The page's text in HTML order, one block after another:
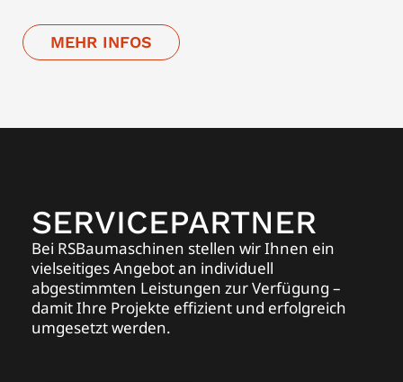
MEHR INFOS
SERVICEPARTNER
Bei RSBaumaschinen stellen wir Ihnen ein
vielseitiges Angebot an individuell
abgestimmten Leistungen zur Verfügung –
damit Ihre Projekte effizient und erfolgreich
umgesetzt werden.